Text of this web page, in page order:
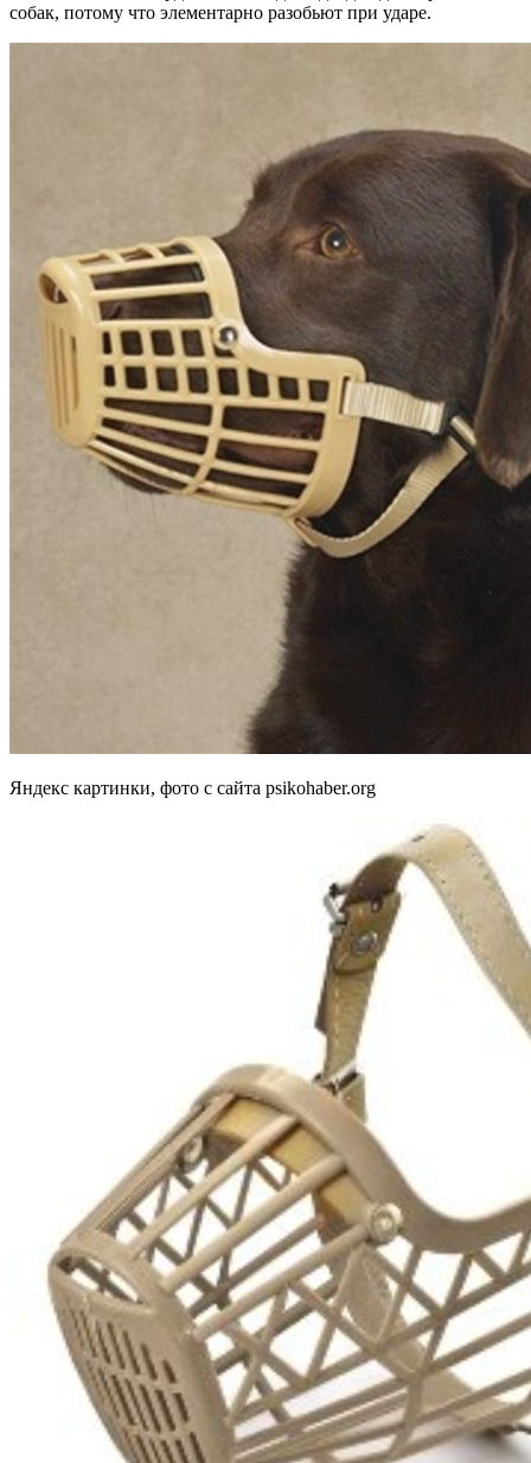
собак, потому что элементарно разобьют при ударе.
Яндекс картинки, фото с сайта psikohaber.org